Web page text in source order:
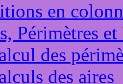
en
Périmètres et
des
des aires